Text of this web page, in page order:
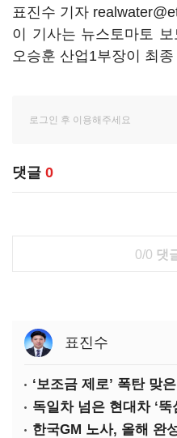
표진수 기자
이 기사는 뉴스토마토
오승훈 산업1부장이 최
댓글 0
0/0 댓
표진수
‘보조금 제로’ 폭탄 맞
한국GM 노사, 올해 완